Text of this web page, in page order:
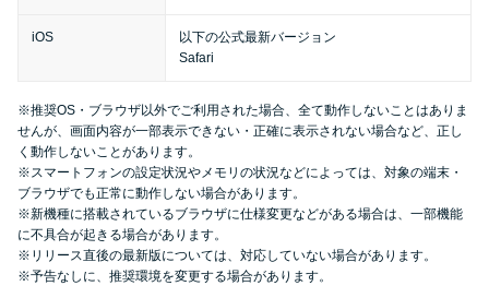
やシステムをカードローンと比
較
未成年でもお金を借りられる？
学生がお金を借りる方法があ
る？
iOS
以下の公式最新バージョン
Safari
※推奨OS・ブラウザ以外でご利用された場合、全て動作しないことはありま
せんが、画面内容が一部表示できない・正確に表示されない場合など、正し
く動作しないことがあります。
※スマートフォンの設定状況やメモリの状況などによっては、対象の端末・
ブラウザでも正常に動作しない場合があります。
※新機種に搭載されているブラウザに仕様変更などがある場合は、一部機能
に不具合が起きる場合があります。
※リリース直後の最新版については、対応していない場合があります。
※予告なしに、推奨環境を変更する場合があります。